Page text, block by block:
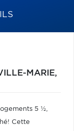
MARIE,
5 ½,
Cette